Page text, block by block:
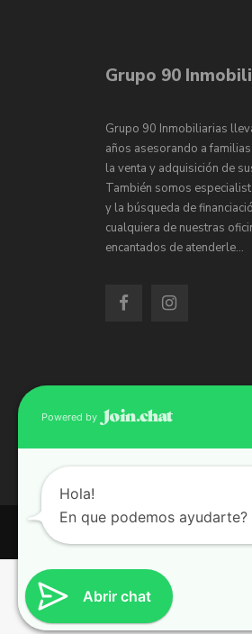
Grupo 90
Grupo 90 Inmobiliarias
años asesorando a
la venta y adquisición de
También somos
y la búsqueda de
cualquiera de nuestras
encantados de atenderle…
Copyright 2026 | Grupo
Abrir chat
Powered by
Hola!
En que podemos ayudarte?